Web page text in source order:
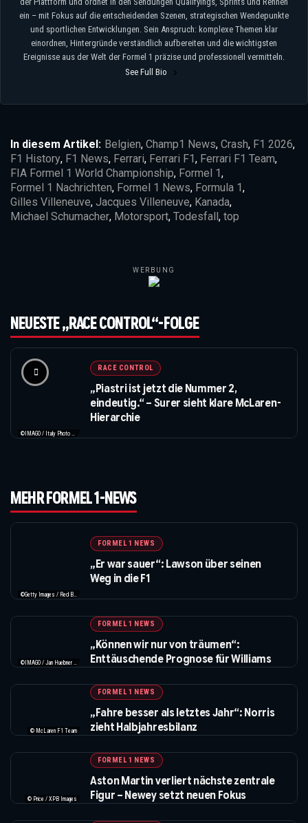
ein – mit Fokus auf die entscheidenden Szenen, strategischen Wendepunkte
und sportlichen Entwicklungen. Sein Anspruch: komplexe Themen klar
einordnen, Hintergründe verständlich aufbereiten und die wichtigsten
Ereignisse aus der Welt der Formel 1 präzise und professionell vermitteln.
See Full Bio
In diesem Artikel: Belgien, Champ1 News, Crash, F1 2026,
F1 History, F1 News, Ferrari, Ferrari F1, Ferrari F1 Team,
FIA Formel 1 World Championship, Formel 1,
Formel 1 Nachrichten, Formel 1 News, Formula 1,
Gilles Villeneuve, Jacques Villeneuve, Kanada,
Michael Schumacher, Motorsport, Todesfall, top
WERBUNG
NEUESTE „RACE CONTROL“-FOLGE
©IMAGO / Italy Photo Press / XPB Images
RACE CONTROL
„Piastri ist jetzt die Nummer 2,
eindeutig.“ – Surer sieht klare McLaren-
Hierarchie
MEHR FORMEL 1-NEWS
©Getty Images / Red Bull / XPB Images
FORMEL 1 NEWS
„Er war sauer“: Lawson über seinen
Weg in die F1
©IMAGO / Jan Huebner / XPB Images
FORMEL 1 NEWS
„Können wir nur von träumen“:
Enttäuschende Prognose für Williams
© McLaren F1 Team
FORMEL 1 NEWS
„Fahre besser als letztes Jahr“: Norris
zieht Halbjahresbilanz
© Price / XPB Images
FORMEL 1 NEWS
Aston Martin verliert nächste zentrale
Figur – Newey setzt neuen Fokus